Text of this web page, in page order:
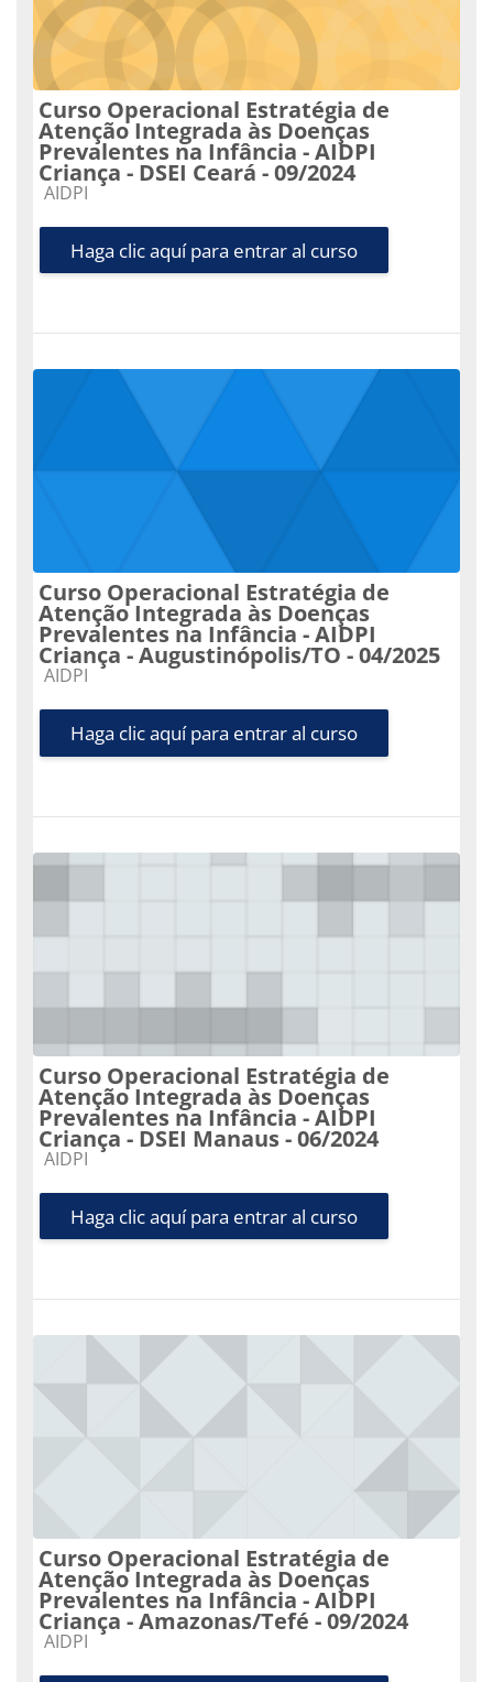
Curso Operacional Estratégia de
Atenção Integrada às Doenças
Prevalentes na Infância - AIDPI
Criança - DSEI Ceará - 09/2024
Categoría de cursos
AIDPI
Haga clic aquí para entrar al curso
Curso Operacional Estratégia de
Atenção Integrada às Doenças
Prevalentes na Infância - AIDPI
Criança - Augustinópolis/TO - 04/2025
Categoría de cursos
AIDPI
Haga clic aquí para entrar al curso
Curso Operacional Estratégia de
Atenção Integrada às Doenças
Prevalentes na Infância - AIDPI
Criança - DSEI Manaus - 06/2024
Categoría de cursos
AIDPI
Haga clic aquí para entrar al curso
Curso Operacional Estratégia de
Atenção Integrada às Doenças
Prevalentes na Infância - AIDPI
Criança - Amazonas/Tefé - 09/2024
Categoría de cursos
AIDPI